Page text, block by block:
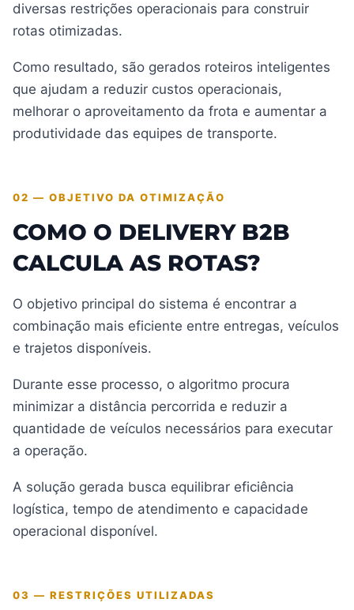
diversas restrições operacionais para construir
rotas otimizadas.
Como resultado, são gerados roteiros inteligentes
que ajudam a reduzir custos operacionais,
melhorar o aproveitamento da frota e aumentar a
produtividade das equipes de transporte.
02 — OBJETIVO DA OTIMIZAÇÃO
COMO O DELIVERY B2B
CALCULA AS ROTAS?
O objetivo principal do sistema é encontrar a
combinação mais eficiente entre entregas, veículos
e trajetos disponíveis.
Durante esse processo, o algoritmo procura
minimizar a distância percorrida e reduzir a
quantidade de veículos necessários para executar
a operação.
A solução gerada busca equilibrar eficiência
logística, tempo de atendimento e capacidade
operacional disponível.
03 — RESTRIÇÕES UTILIZADAS